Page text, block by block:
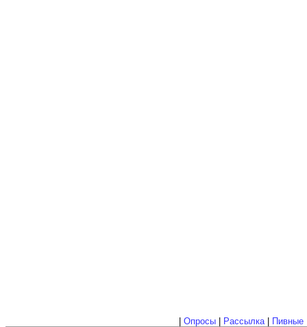
Опросы| Рассылка| Пивные